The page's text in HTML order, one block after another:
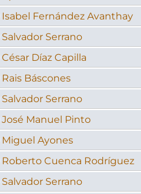
Isabel Fernández Avanthay
Salvador Serrano
César Díaz Capilla
Rais Báscones
Salvador Serrano
José Manuel Pinto
Miguel Ayones
Roberto Cuenca Rodríguez
Salvador Serrano